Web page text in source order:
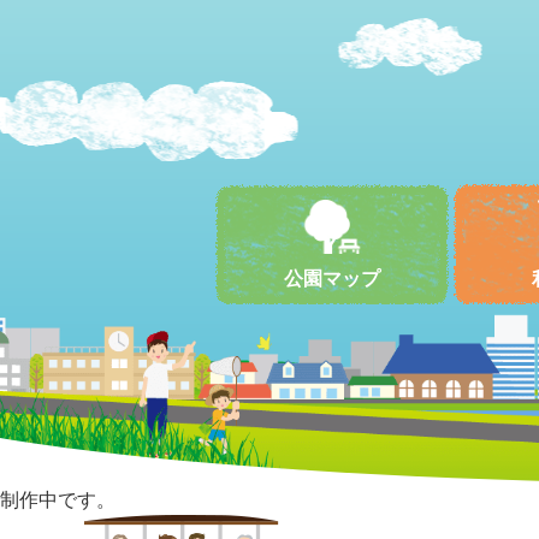
公園マップ
制作中です。